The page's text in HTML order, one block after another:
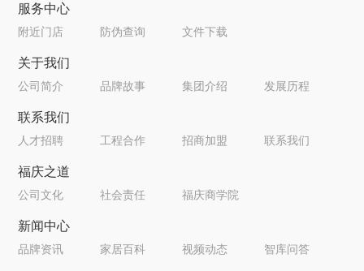
服务中心
附近门店 防伪查询 文件下载
关于我们
公司简介 品牌故事 集团介绍 发展历程
联系我们
人才招聘 工程合作 招商加盟 联系我们
福庆之道
公司文化 社会责任 福庆商学院
新闻中心
品牌资讯 家居百科 视频动态 智库问答